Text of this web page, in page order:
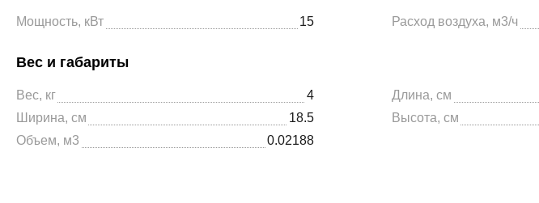
Мощность, кВт 15 Расход воздуха, м3/ч
Вес и габариты
Вес, кг 4 Длина, см
Ширина, см
18.5 Высота, см
Объем, м3
0.02188